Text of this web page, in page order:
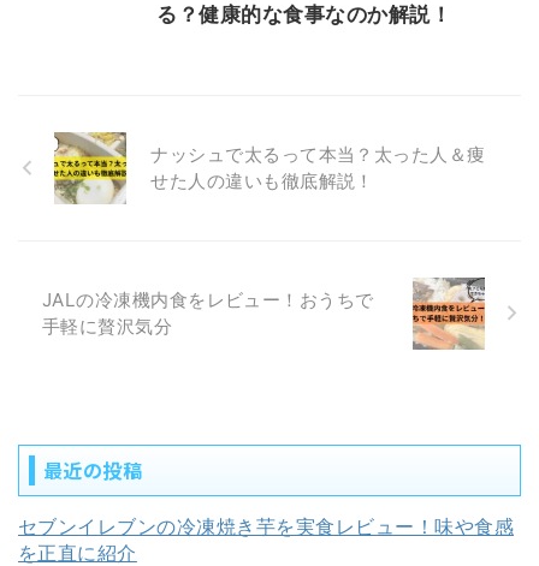
る？健康的な食事なのか解説！
ナッシュで太るって本当？太った人＆痩
せた人の違いも徹底解説！
JALの冷凍機内食をレビュー！おうちで
手軽に贅沢気分
最近の投稿
セブンイレブンの冷凍焼き芋を実食レビュー！味や食感
を正直に紹介